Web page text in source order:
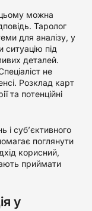
можна
Таролог
для аналізу, у
ситуацію під
деталей.
не
Розклад карт
та потенційні
і суб’єктивного
поглянути
корисний,
приймати
у